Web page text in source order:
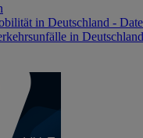
in Deutschland -
in